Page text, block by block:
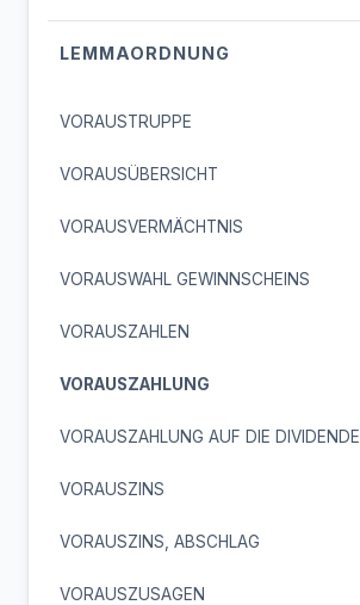
LEMMAORDNUNG
VORAUSTRUPPE
VORAUSÜBERSICHT
VORAUSVERMÄCHTNIS
VORAUSWAHL GEWINNSCHEINS
VORAUSZAHLEN
VORAUSZAHLUNG
VORAUSZAHLUNG AUF DIE DIVIDENDE
VORAUSZINS
VORAUSZINS, ABSCHLAG
VORAUSZUSAGEN